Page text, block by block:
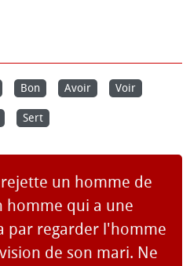
Bon Avoir Voir
Sert
un homme de
homme qui a une
par regarder l'homme
de son mari. Ne